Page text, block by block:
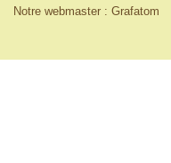
Notre webmaster : Grafatom